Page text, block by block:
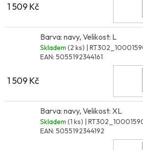
1 509 Kč
Barva: navy, Velikost: L
Skladem (2 ks) |
EAN: 5055192344161
1 509 Kč
Barva: navy, Velikost: XL
Skladem (1 ks) |
EAN: 5055192344192